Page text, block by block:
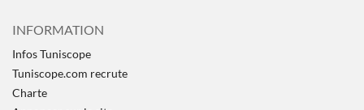
INFORMATION
Infos Tuniscope
Tuniscope.com recrute
Charte